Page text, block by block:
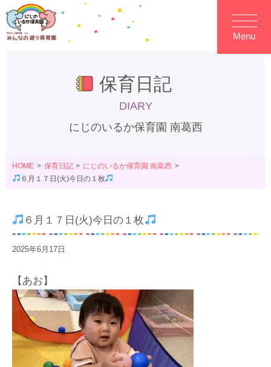
Menu
保育日記
DIARY
にじのいるか保育園 南葛西
HOME 保育日記
にじのいるか保育園 南葛西
６月１７日(火)今日の１枚
６月１７日(火)今日の１枚
2025年6月17日
【あお】